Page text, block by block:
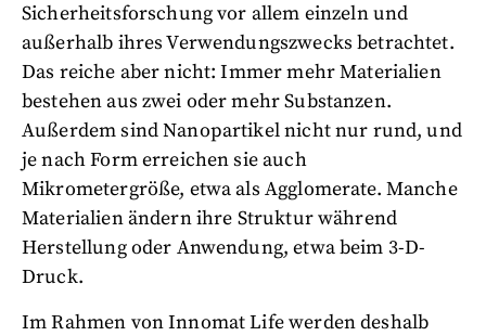
Sicherheitsforschung vor allem einzeln und
außerhalb ihres Verwendungszwecks betrachtet.
Das reiche aber nicht: Immer mehr Materialien
bestehen aus zwei oder mehr Substanzen.
Außerdem sind Nanopartikel nicht nur rund, und
je nach Form erreichen sie auch
Mikrometergröße, etwa als Agglomerate. Manche
Materialien ändern ihre Struktur während
Herstellung oder Anwendung, etwa beim 3-D-
Druck.
Im Rahmen von Innomat Life werden deshalb